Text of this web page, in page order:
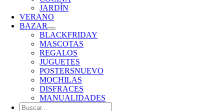
JARDÍN
VERANO
BAZAR
BLACKFRIDAY
MASCOTAS
REGALOS
JUGUETES
POSTERSNUEVO
MOCHILAS
DISFRACES
MANUALIDADES
Buscar: